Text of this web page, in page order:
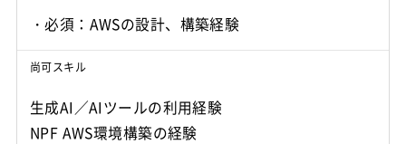
・必須：AWSの設計、構築経験
尚可スキル
生成AI／AIツールの利用経験
NPF AWS環境構築の経験